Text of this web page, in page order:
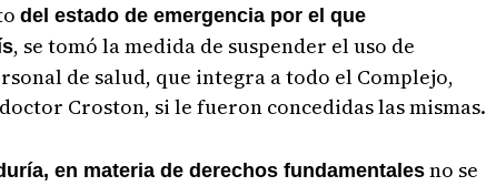
del estado de emergencia por el que
, se tomó la medida de suspender el uso de
de salud, que integra a todo el Complejo,
Croston, si le fueron concedidas las mismas.
en materia de derechos fundamentalesno se